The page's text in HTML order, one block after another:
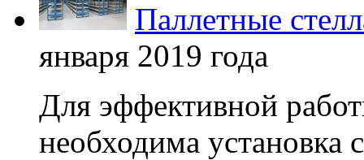
Паллетные
января 2019 года
Для эффективной
необходима установка